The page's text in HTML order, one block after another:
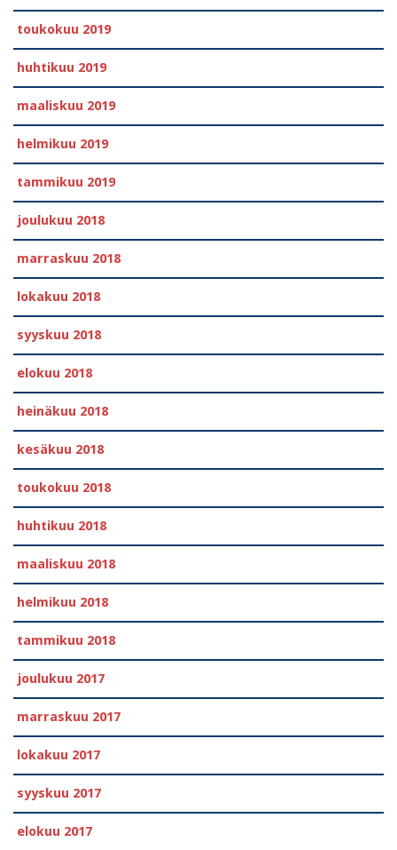
toukokuu 2019
huhtikuu 2019
maaliskuu 2019
helmikuu 2019
tammikuu 2019
joulukuu 2018
marraskuu 2018
lokakuu 2018
syyskuu 2018
elokuu 2018
heinäkuu 2018
kesäkuu 2018
toukokuu 2018
huhtikuu 2018
maaliskuu 2018
helmikuu 2018
tammikuu 2018
joulukuu 2017
marraskuu 2017
lokakuu 2017
syyskuu 2017
elokuu 2017